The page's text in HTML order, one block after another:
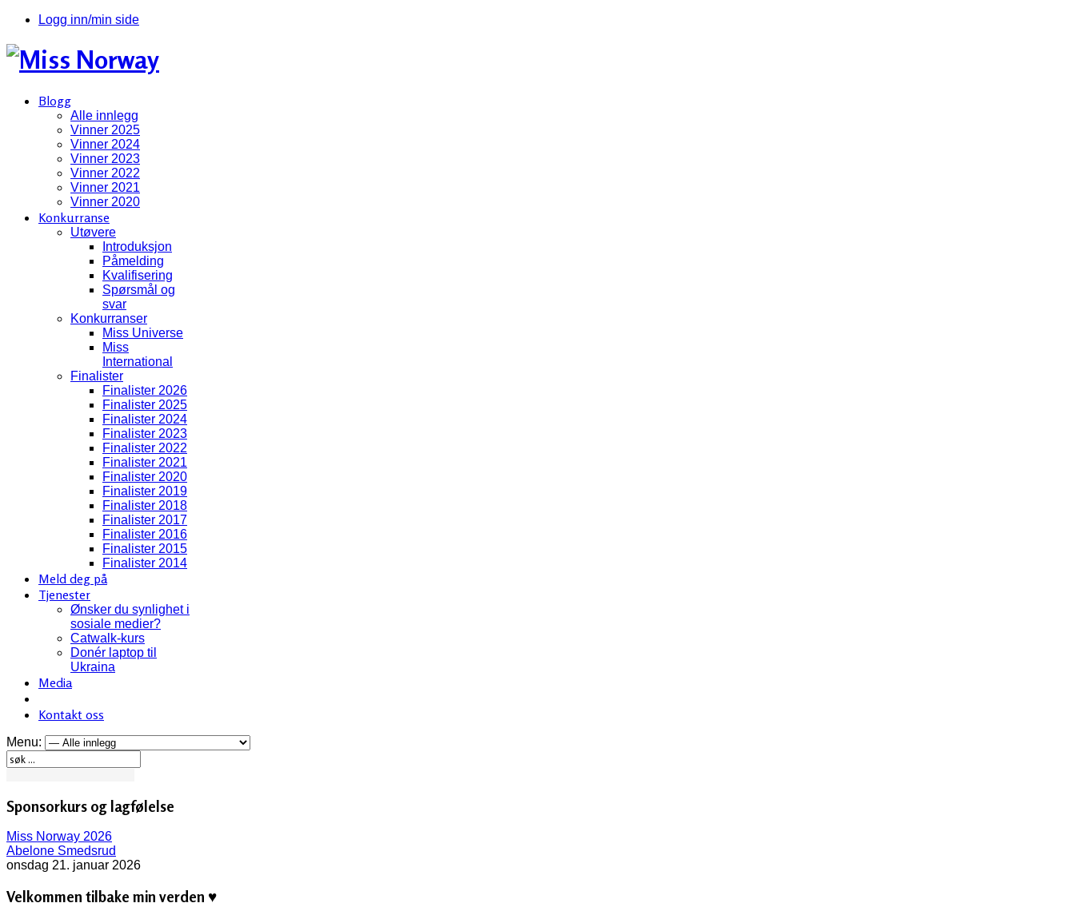
Logg inn/min side
Blogg
Alle innlegg
Vinner 2025
Vinner 2024
Vinner 2023
Vinner 2022
Vinner 2021
Vinner 2020
Konkurranse
Utøvere
Introduksjon
Påmelding
Kvalifisering
Spørsmål og
svar
Konkurranser
Miss Universe
Miss
International
Finalister
Finalister 2026
Finalister 2025
Finalister 2024
Finalister 2023
Finalister 2022
Finalister 2021
Finalister 2020
Finalister 2019
Finalister 2018
Finalister 2017
Finalister 2016
Finalister 2015
Finalister 2014
Meld deg på
Tjenester
Ønsker du synlighet i
sosiale medier?
Catwalk-kurs
Donér laptop til
Ukraina
Media
Kontakt oss
Menu:
Sponsorkurs og lagfølelse
Miss Norway 2026
Abelone Smedsrud
onsdag 21. januar 2026
Velkommen tilbake min verden ♥